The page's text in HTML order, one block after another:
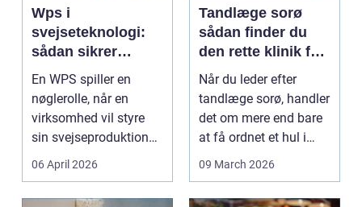
Wps i
svejseteknologi:
sådan sikrer
virksomheder
kvalitet og
sporbarhed
En WPS spiller en
nøglerolle, når en
virksomhed vil styre
sin svejseproduktion
sikkert, ensartet og ...
06 April 2026
Tandlæge sorø
sådan finder du
den rette klinik for
dig
Når du leder efter
tandlæge sorø, handler
det om mere end bare
at få ordnet et hul i
tanden. For man...
09 March 2026